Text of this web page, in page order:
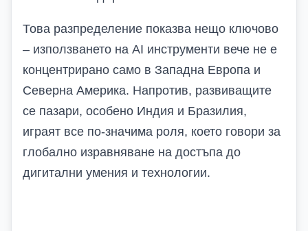
Това разпределение показва нещо ключово
– използването на AI инструменти вече не е
концентрирано само в Западна Европа и
Северна Америка. Напротив, развиващите
се пазари, особено Индия и Бразилия,
играят все по-значима роля, което говори за
глобално изравняване на достъпа до
дигитални умения и технологии.